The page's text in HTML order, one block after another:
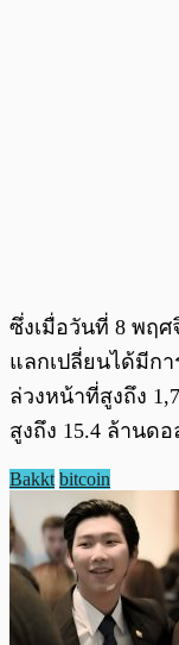
ซึ่งเมื่อวันที่ 8 พฤ
แลกเปลี่ยนได้มีก
ล่วงหน้าที่สูงถึง
สูงถึง 15.4 ล้านด
Bakkt bitcoin